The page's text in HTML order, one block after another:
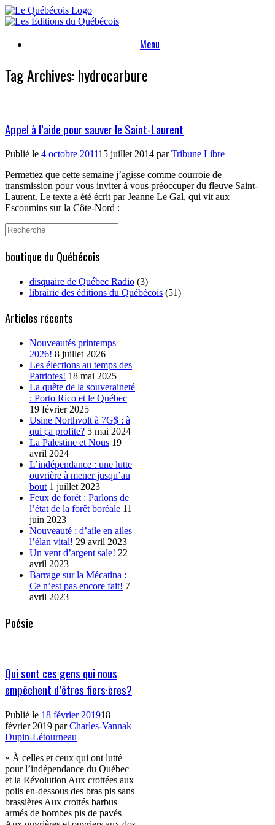
Skip
to
Menu
Tag Archives:hydrocarbure
Appel à l’aide pour sauver le Saint-Laurent
Publié le 4 octobre 201115 juillet 2014 parTribune Libre
Permettez que cette semaine j’agisse comme courroie de
transmission pour vous inviter à vous préoccuper du fleuve Saint-
Laurent. Le texte a été écrit par Jeanne Le Gal, qui vit aux
Escoumins sur la Côte-Nord :
Search
for:
boutique du Québécois
disquaire de Québec Radio (3)
librairie des éditions du Québécois (51)
Articles récents
Nouveautés printemps
2026! 8 juillet 2026
Les élections au temps des
Patriotes! 18 mai 2025
La quête de la souveraineté
: Porto Rico et le Québec
19 février 2025
Usine Northvolt à 7G$ : à
qui ça profite? 5 mai 2024
La Palestine et Nous 19
avril 2024
L’indépendance : une lutte
ouvrière à mener jusqu’au
bout 1 juillet 2023
Feux de forêt : Parlons de
l’état de la forêt boréale 11
juin 2023
Nouveauté : d’aile en ailes
l’élan vital! 29 avril 2023
Un vent d’argent sale! 22
avril 2023
Barrage sur la Mécatina :
Ce n’est pas encore fait! 7
avril 2023
Poésie
Qui sont ces gens qui nous
empêchent d’êtres fiers·ères?
Publié le 18 février 201918
février 2019 parCharles-Vannak
Dupin-Létourneau
« À celles et ceux qui ont lutté
pour l’indépendance du Québec
et la Révolution Aux crottées aux
poils en-dessous des bras pis sans
brassières Aux crottés barbus
armés de bombes pis de pavés